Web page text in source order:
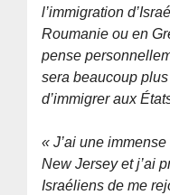
l’immigration
Roumanie ou en
pense
sera beaucoup
d’immigrer aux
« J’ai une
New Jersey et j’ai
Israéliens de me